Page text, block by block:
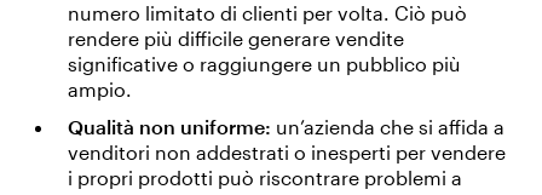
numero limitato di clienti per volta. Ciò può
rendere più difficile generare vendite
significative o raggiungere un pubblico più
ampio.
Qualità non uniforme: un’azienda che si affida a
venditori non addestrati o inesperti per vendere
i propri prodotti può riscontrare problemi a